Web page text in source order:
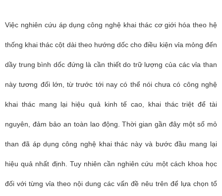
Việc nghiên cứu áp dụng công nghệ khai thác cơ giới hóa theo hệ
thống khai thác cột dài theo hướng dốc cho điều kiện vỉa mỏng đến
dầy trung bình dốc đứng là cần thiết do trữ lượng của các vỉa than
này tương đối lớn, từ trước tới nay có thể nói chưa có công nghệ
khai thác mang lại hiệu quả kinh tế cao, khai thác triệt để tài
nguyên, đảm bảo an toàn lao động. Thời gian gần đây một số mỏ
than đã áp dụng công nghệ khai thác này và bước đầu mang lại
hiệu quả nhất định. Tuy nhiên cần nghiên cứu một cách khoa học
đối với từng vỉa theo nội dung các vấn đề nêu trên để lựa chọn tổ